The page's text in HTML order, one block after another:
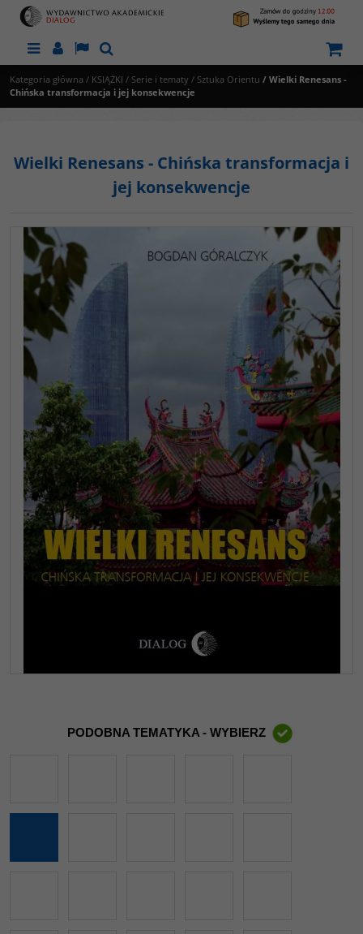
MenuPanelLangSzukaj
Kategoria główna / KSIĄŻKI / Serie i tematy / Sztuka Orientu / Wielki Renesans -
Chińska transformacja i jej konsekwencje
Wielki Renesans - Chińska transformacja i
jej konsekwencje
PODOBNA TEMATYKA - WYBIERZ